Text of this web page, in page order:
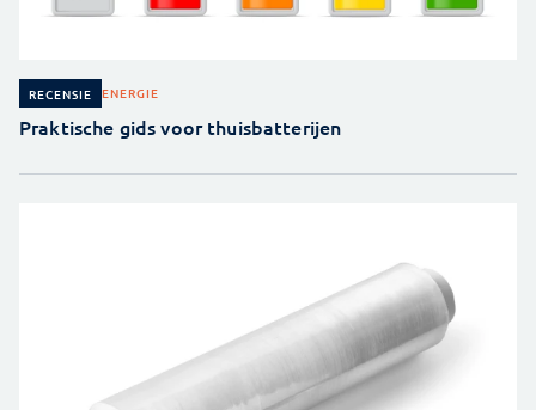
RECENSIE ENERGIE
Praktische gids voor thuisbatterijen